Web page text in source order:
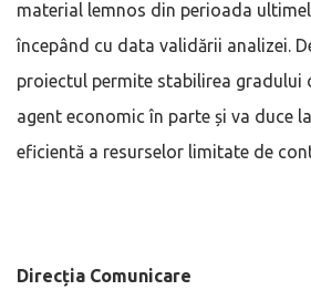
material lemnos din perioada
începând cu data validării analizei.
proiectul permite stabilirea gradului
agent economic în parte și va duce
eficientă a resurselor limitate de
Direcția Comunicare